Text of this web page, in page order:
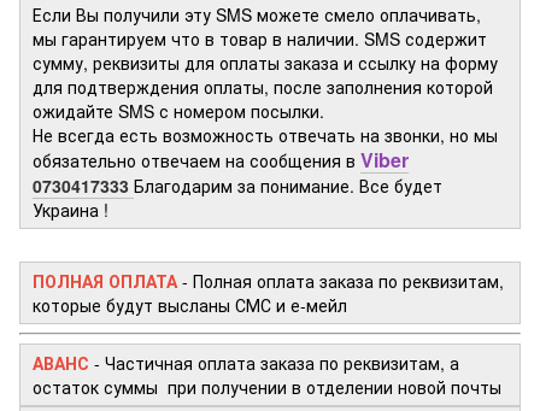
Если Вы получили эту SMS можете смело оплачивать,
мы гарантируем что в товар в наличии. SMS содержит
сумму, реквизиты для оплаты заказа и ссылку на форму
для подтверждения оплаты, после заполнения которой
ожидайте SMS с номером посылки.
Не всегда есть возможность отвечать на звонки, но мы
обязательно отвечаем на сообщения в Viber
0730417333 Благодарим за понимание. Все будет
Украина !
ПОЛНАЯ ОПЛАТА - Полная оплата заказа по реквизитам,
которые будут высланы СМС и е-мейл
АВАНС - Частичная оплата заказа по реквизитам, а
остаток суммы при получении в отделении новой почты